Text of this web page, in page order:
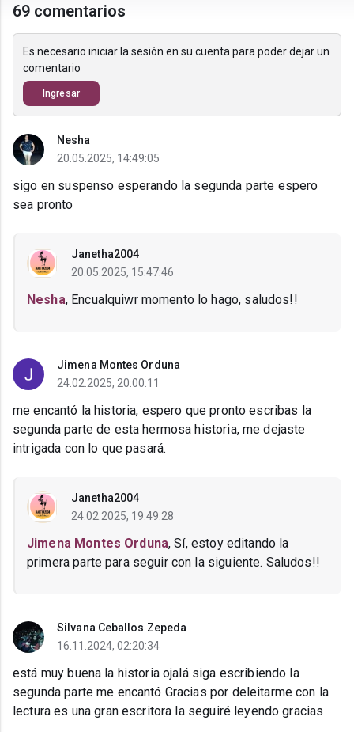
69 comentarios
Es necesario iniciar la sesión en su cuenta para poder dejar un
comentario
Ingresar
Nesha
20.05.2025, 14:49:05
sigo en suspenso esperando la segunda parte espero
sea pronto
Janetha2004
20.05.2025, 15:47:46
Nesha, Encualquiwr momento lo hago, saludos!!
Jimena Montes Orduna
24.02.2025, 20:00:11
me encantó la historia, espero que pronto escribas la
segunda parte de esta hermosa historia, me dejaste
intrigada con lo que pasará.
Janetha2004
24.02.2025, 19:49:28
Jimena Montes Orduna, Sí, estoy editando la
primera parte para seguir con la siguiente. Saludos!!
Silvana Ceballos Zepeda
16.11.2024, 02:20:34
está muy buena la historia ojalá siga escribiendo la
segunda parte me encantó Gracias por deleitarme con la
lectura es una gran escritora la seguiré leyendo gracias